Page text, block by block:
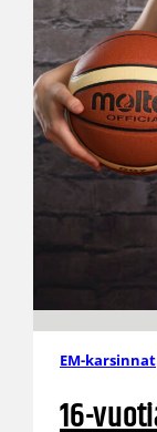
EM-karsinnat
16-